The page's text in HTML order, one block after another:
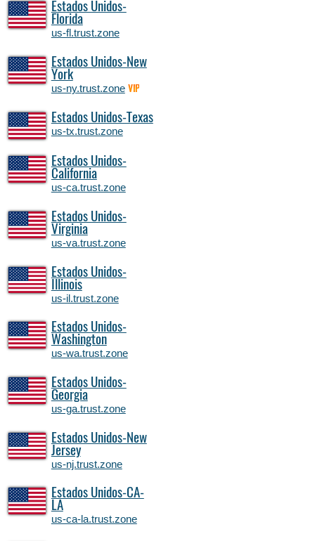
Estados Unidos-
Florida
us-fl.trust.zone
Estados Unidos-New
York
us-ny.trust.zone VIP
Estados Unidos-Texas
us-tx.trust.zone
Estados Unidos-
California
us-ca.trust.zone
Estados Unidos-
Virginia
us-va.trust.zone
Estados Unidos-
Illinois
us-il.trust.zone
Estados Unidos-
Washington
us-wa.trust.zone
Estados Unidos-
Georgia
us-ga.trust.zone
Estados Unidos-New
Jersey
us-nj.trust.zone
Estados Unidos-CA-
LA
us-ca-la.trust.zone